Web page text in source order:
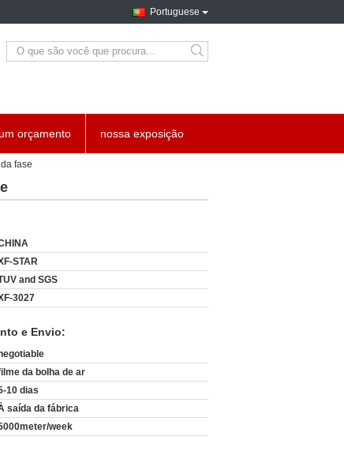
Portuguese
search
orçamento nossa exposição
fase
STAR
and SGS
3027
e Envio:
da bolha de ar
10 dias
saída da fábrica
week